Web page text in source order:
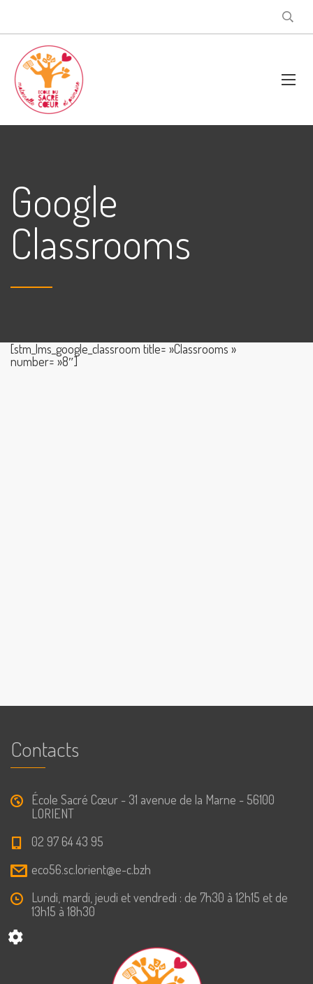
Google
Classrooms
[stm_lms_google_classroom title= »Classrooms »
number= »8″]
Contacts
École Sacré Cœur - 31 avenue de la Marne - 56100
LORIENT
02 97 64 43 95
eco56.sc.lorient@e-c.bzh
Lundi, mardi, jeudi et vendredi : de 7h30 à 12h15 et de
13h15 à 18h30